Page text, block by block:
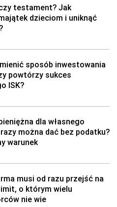
testament? Jak
dzieciom i uniknąć
sposób inwestowania
powtórzy sukces
ISK?
dla własnego
można dać bez podatku?
warunek
musi od razu przejść na
o którym wielu
nie wie